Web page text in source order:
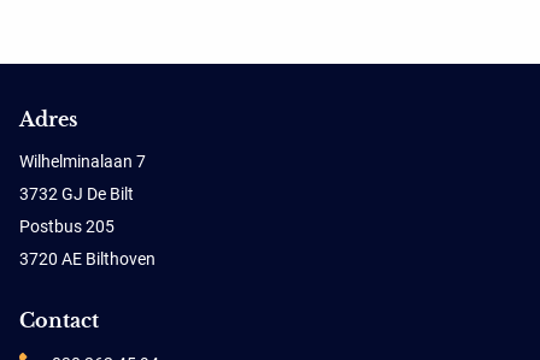
Adres
Wilhelminalaan 7
3732 GJ De Bilt
Postbus 205
3720 AE Bilthoven
Contact